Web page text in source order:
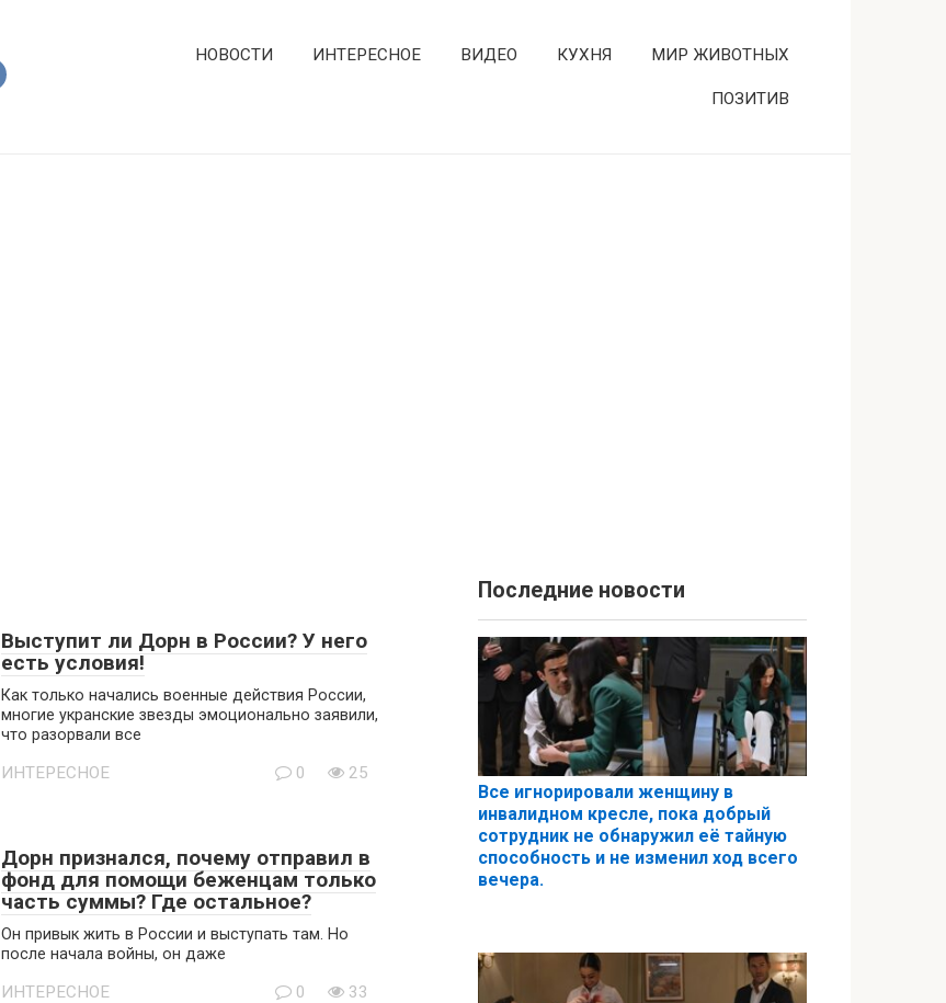
НОВОСТИ ИНТЕРЕСНОЕ ВИДЕО КУХНЯ МИР ЖИВОТНЫХ
ПОЗИТИВ
Выступит ли Дорн в России? У него
есть условия!
Как только начались военные действия России,
многие укранские звезды эмоционально заявили,
что разорвали все
ИНТЕРЕСНОЕ 0 25
Дорн признался, почему отправил в
фонд для помощи беженцам только
часть суммы? Где остальное?
Он привык жить в России и выступать там. Но
после начала войны, он даже
ИНТЕРЕСНОЕ 0 33
Последние новости
Все игнорировали женщину в
инвалидном кресле, пока добрый
сотрудник не обнаружил её тайную
способность и не изменил ход всего
вечера.